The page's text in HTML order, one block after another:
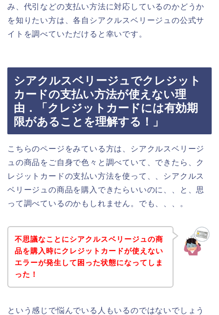
み、代引などの支払い方法に対応しているのかどうか
を知りたい方は、各自シアクルスベリージュの公式サ
イトを調べていただけると幸いです。
シアクルスベリージュでクレジット
カードの支払い方法が使えない理
由．「クレジットカードには有効期
限があることを理解する！」
こちらのページをみている方は、シアクルスベリージ
ュの商品をご自身で色々と調べていて、できたら、ク
レジットカードの支払い方法を使って、、シアクルス
ベリージュの商品を購入できたらいいのに、、と、思
って調べているのかもしれません。でも、、、。
不思議なことにシアクルスベリージュの商
品を購入時にクレジットカードが使えない
エラーが発生して困った状態になってしま
った！
という感じで悩んでいる人もいるのではないでしょう